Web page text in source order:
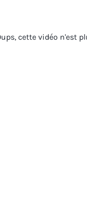
cette vidéo n'est